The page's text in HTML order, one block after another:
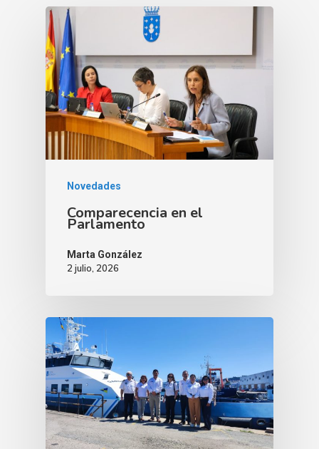
Novedades
Comparecencia en el
Parlamento
Marta González
2 julio, 2026